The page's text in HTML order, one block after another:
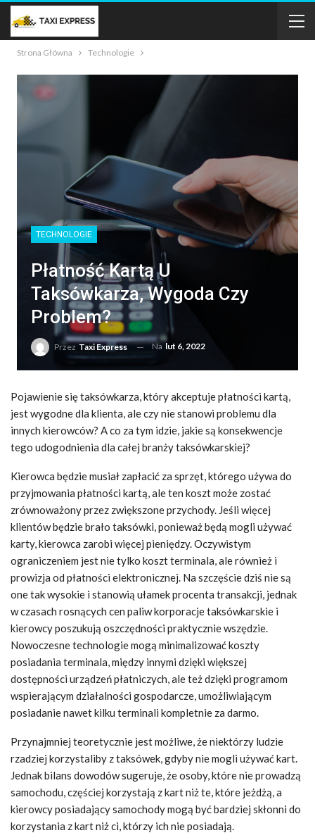
Strona Główna Technologie
TECHNOLOGIE
Płatność Kartą U
Taksówkarza, Wygoda Czy
Problem?
Przez Taxi Express Na lut 6, 2022
Pojawienie się taksówkarza, który akceptuje płatności kartą,
jest wygodne dla klienta, ale czy nie stanowi problemu dla
innych kierowców? A co za tym idzie, jakie są konsekwencje
tego udogodnienia dla całej branży taksówkarskiej?
Kierowca będzie musiał zapłacić za sprzęt, którego używa do
przyjmowania płatności kartą, ale ten koszt może zostać
zrównoważony przez zwiększone przychody. Jeśli więcej
klientów będzie brało taksówki, ponieważ będą mogli używać
karty, kierowca zarobi więcej pieniędzy. Oczywistym
ograniczeniem jest nie tylko koszt terminala, ale również i
prowizja od płatności elektronicznej. Na szczęście dziś nie są
one tak wysokie i stanowią ułamek procenta transakcji, jednak
w czasach rosnących cen paliw korporacje taksówkarskie i
kierowcy poszukują oszczędności praktycznie wszędzie.
Nowoczesne technologie mogą minimalizować koszty
posiadania terminala, między innymi dzięki większej
dostępności urządzeń płatniczych, ale też dzięki programom
wspierającym działalności gospodarcze, umożliwiającym
posiadanie nawet kilku terminali kompletnie za darmo.
Przynajmniej teoretycznie jest możliwe, że niektórzy ludzie
rzadziej korzystaliby z taksówek, gdyby nie mogli używać kart.
Jednak bilans dowodów sugeruje, że osoby, które nie prowadzą
samochodu, częściej korzystają z kart niż te, które jeżdżą, a
kierowcy posiadający samochody mogą być bardziej skłonni do
korzystania z kart niż ci, którzy ich nie posiadają.